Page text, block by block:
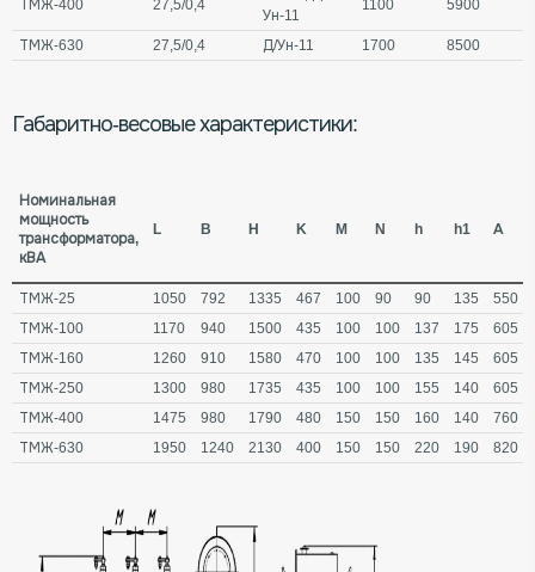
ТМЖ-400 27,5/0,4
Ун-11
1100 5900
ТМЖ-630 27,5/0,4 Д/Ун-11 1700 8500
Габаритно-весовые характеристики:
Номинальная
мощность
трансформатора,
кВА
L B H K M N h h1 A
ТМЖ-25 1050 792 1335 467 100 90 90 135 550
ТМЖ-100
1170 940 1500 435 100 100 137 175 605
ТМЖ-160
1260 910 1580 470 100 100 135 145 605
ТМЖ-250
1300 980 1735 435 100 100 155 140 605
ТМЖ-400
1475 980 1790 480 150 150 160 140 760
ТМЖ-630
1950 1240 2130 400 150 150 220 190 820